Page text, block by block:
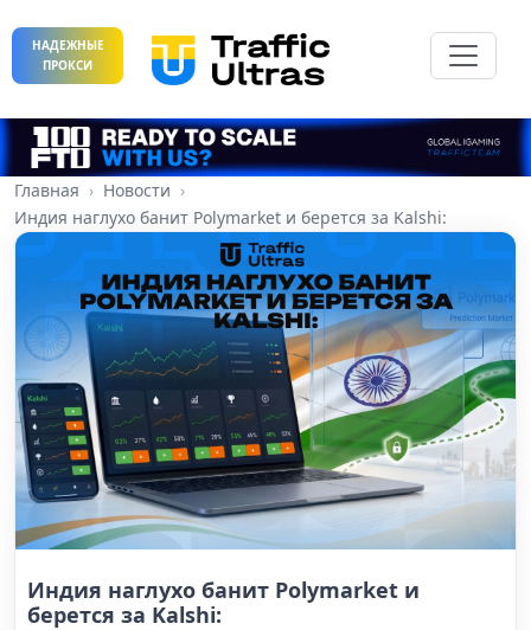
НАДЕЖНЫЕ
ПРОКСИ
Главная
Новости
Индия наглухо банит Polymarket и берется за Kalshi:
Индия наглухо банит Polymarket и
берется за Kalshi: